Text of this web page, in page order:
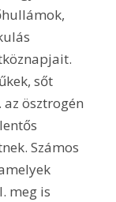
sőt
ösztrogén
Számos
meg is